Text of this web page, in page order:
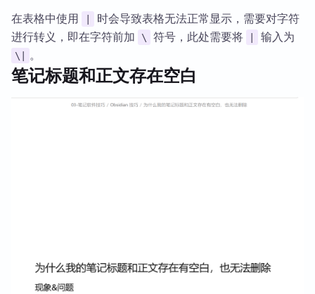
在表格中使用
时会导致表格无法正常显示，需要对字符
进行转义，即在字符前加
\ 符号，此处需要将 输入为
\| 。
笔记标题和正文存在空白